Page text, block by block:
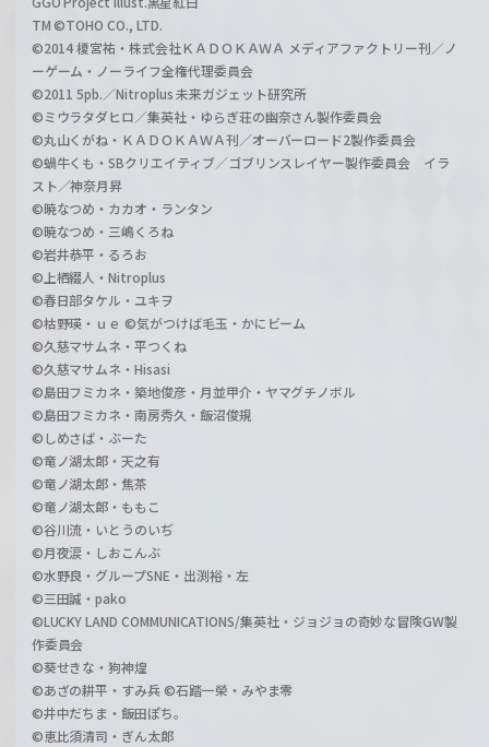
TM ©TOHO CO., LTD.
©2014 榎宮祐・株式会社ＫＡＤＯＫＡＷＡ メディアファクトリー刊／ノ
ーゲーム・ノーライフ全権代理委員会
©2011 5pb.／Nitroplus 未来ガジェット研究所
©ミウラタダヒロ／集英社・ゆらぎ荘の幽奈さん製作委員会
©丸山くがね・ＫＡＤＯＫＡＷＡ刊／オーバーロード2製作委員会
©蝸牛くも・SBクリエイティブ／ゴブリンスレイヤー製作委員会 イラ
スト／神奈月昇
©暁なつめ・カカオ・ランタン
©暁なつめ・三嶋くろね
©岩井恭平・るろお
©上栖綴人・Nitroplus
©春日部タケル・ユキヲ
©枯野瑛・ｕｅ ©気がつけば毛玉・かにビーム
©久慈マサムネ・平つくね
©久慈マサムネ・Hisasi
©島田フミカネ・築地俊彦・月並甲介・ヤマグチノボル
©島田フミカネ・南房秀久・飯沼俊規
©しめさば・ぶーた
©竜ノ湖太郎・天之有
©竜ノ湖太郎・焦茶
©竜ノ湖太郎・ももこ
©谷川流・いとうのいぢ
©月夜涙・しおこんぶ
©水野良・グループSNE・出渕裕・左
©三田誠・pako
©LUCKY LAND COMMUNICATIONS/集英社・ジョジョの奇妙な冒険GW製
作委員会
©葵せきな・狗神煌
©あざの耕平・すみ兵 ©石踏一榮・みやま零
©井中だちま・飯田ぽち。
©恵比須清司・ぎん太郎